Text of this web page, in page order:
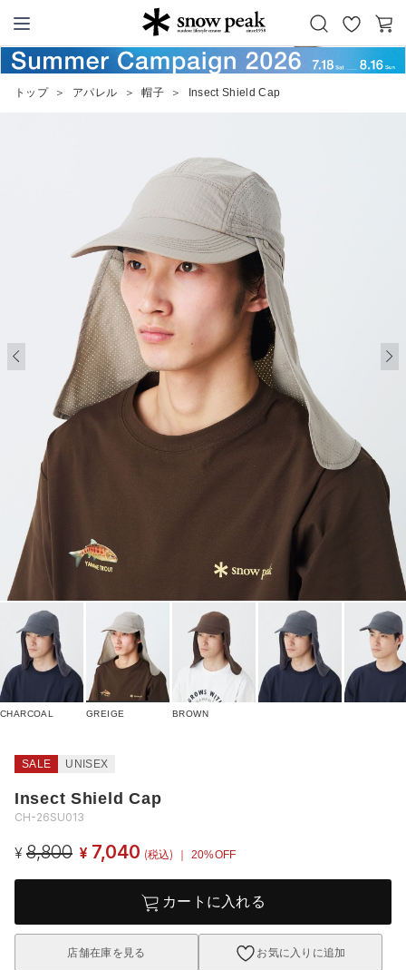
Snow Peak
お
気
カ
ー
トップ ＞ アパレル ＞ 帽子 ＞ Insect Shield Cap
CHARCOAL GREIGE BROWN
SALE UNISEX
Insect Shield Cap
CH-26SU013
¥ 8,800 ¥ 7,040 (税込) ｜ 20%OFF
カートに入れる
店舗在庫を見る お気に入りに追加